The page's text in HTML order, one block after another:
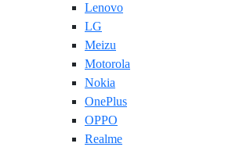
Lenovo
LG
Meizu
Motorola
Nokia
OnePlus
OPPO
Realme